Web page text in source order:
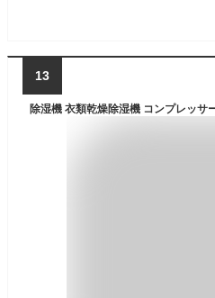
13